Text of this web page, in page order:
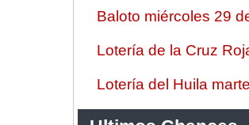
Baloto miércoles 29
Lotería de la Cruz
Lotería del Huila